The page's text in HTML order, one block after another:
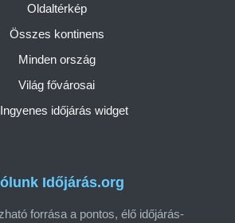
Időjárás.org
forrása a pontos, élő időjárás-
Oldaltérkép
Összes kontinens
Minden ország
Világ fővárosai
időjárás widget